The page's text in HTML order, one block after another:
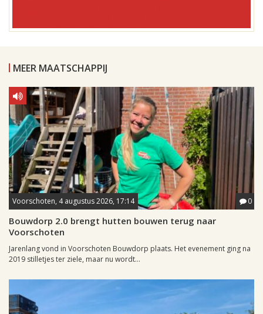
MEER MAATSCHAPPIJ
Voorschoten, 4 augustus 2026, 17:14 0
Bouwdorp 2.0 brengt hutten bouwen terug naar
Voorschoten
Jarenlang vond in Voorschoten Bouwdorp plaats. Het evenement ging na
2019 stilletjes ter ziele, maar nu wordt...